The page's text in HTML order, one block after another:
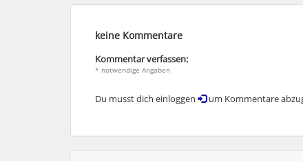
keine Kommentare
Kommentar verfassen:
* notwendige Angaben
Du musst dich einloggen um Kommentare